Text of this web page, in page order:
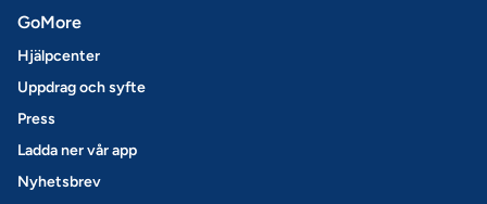
GoMore
Hjälpcenter
Uppdrag och syfte
Press
Ladda ner vår app
Nyhetsbrev